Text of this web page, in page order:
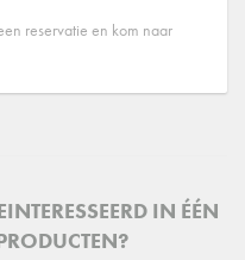
reservatie en kom naar
IN ÉÉN